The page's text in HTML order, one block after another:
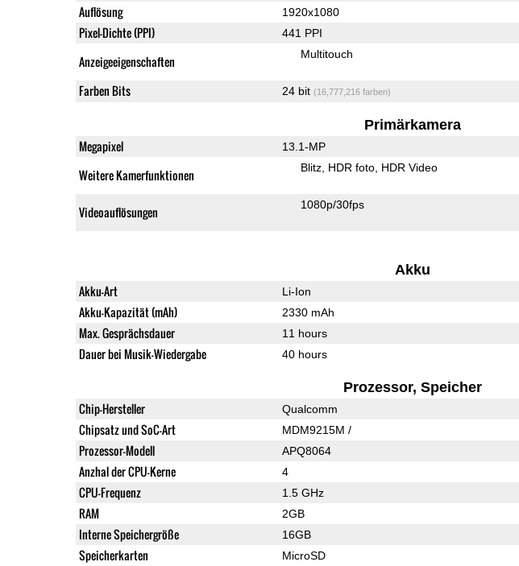
Auflösung 1920x1080
Pixel-Dichte (PPI) 441 PPI
Anzeigeeigenschaften Multitouch
Farben Bits 24 bit (16,777,216 farben)
Primärkamera
Megapixel 13.1-MP
Weitere Kamerfunktionen Blitz HDR foto HDR Video
Videoauflösungen 1080p/30fps
Akku
Akku-Art Li-Ion
Akku-Kapazität (mAh) 2330 mAh
Max. Gesprächsdauer 11 hours
Dauer bei Musik-Wiedergabe 40 hours
Prozessor, Speicher
Chip-Hersteller Qualcomm
Chipsatz und SoC-Art MDM9215M /
Prozessor-Modell APQ8064
Anzhal der CPU-Kerne 4
CPU-Frequenz 1.5 GHz
RAM 2GB
Interne Speichergröße 16GB
Speicherkarten MicroSD